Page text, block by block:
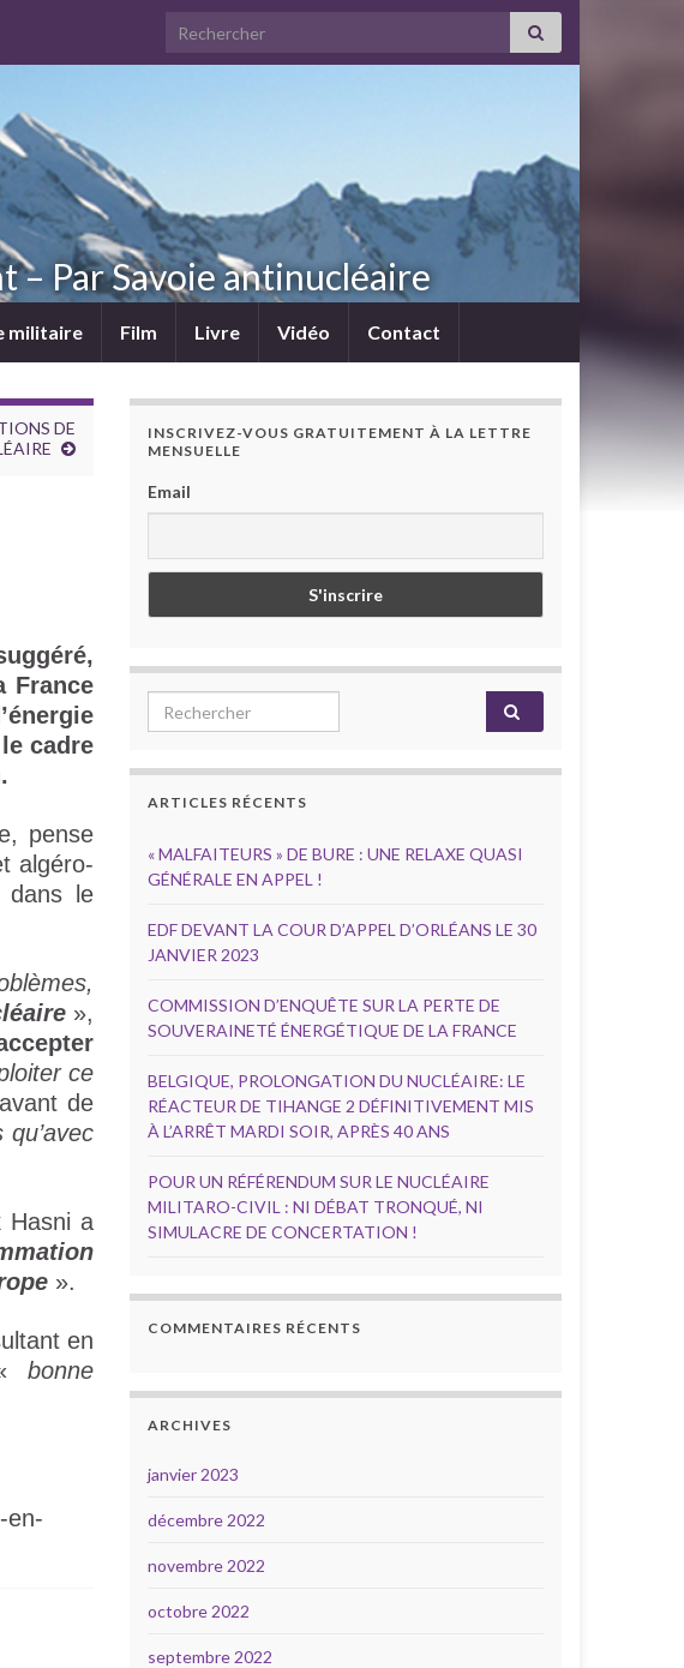
Search for:
Par Savoie antinucléaire
militaire Film Livre Vidéo Contact
DE
France
cadre
pense
algéro-
dans le
»,
ce
de
qu’avec
Hasni a
».
en
bonne
en-
INSCRIVEZ-VOUS GRATUITEMENT À LA LETTRE
MENSUELLE
Email
Search for:
ARTICLES RÉCENTS
« MALFAITEURS » DE BURE : UNE RELAXE QUASI
GÉNÉRALE EN APPEL !
EDF DEVANT LA COUR D’APPEL D’ORLÉANS LE 30
JANVIER 2023
COMMISSION D’ENQUÊTE SUR LA PERTE DE
SOUVERAINETÉ ÉNERGÉTIQUE DE LA FRANCE
BELGIQUE, PROLONGATION DU NUCLÉAIRE: LE
RÉACTEUR DE TIHANGE 2 DÉFINITIVEMENT MIS
À L’ARRÊT MARDI SOIR, APRÈS 40 ANS
POUR UN RÉFÉRENDUM SUR LE NUCLÉAIRE
MILITARO-CIVIL : NI DÉBAT TRONQUÉ, NI
SIMULACRE DE CONCERTATION !
COMMENTAIRES RÉCENTS
ARCHIVES
janvier 2023
décembre 2022
novembre 2022
octobre 2022
septembre 2022